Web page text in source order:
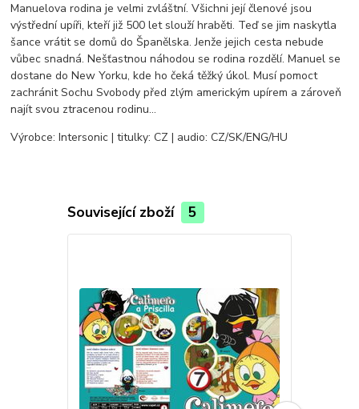
Manuelova rodina je velmi zvláštní. Všichni její členové jsou
výstřední upíři, kteří již 500 let slouží hraběti. Teď se jim naskytla
šance vrátit se domů do Španělska. Jenže jejich cesta nebude
vůbec snadná. Nešťastnou náhodou se rodina rozdělí. Manuel se
dostane do New Yorku, kde ho čeká těžký úkol. Musí pomoct
zachránit Sochu Svobody před zlým americkým upírem a zároveň
najít svou ztracenou rodinu…
Výrobce: Intersonic | titulky: CZ | audio: CZ/SK/ENG/HU
Související zboží 5